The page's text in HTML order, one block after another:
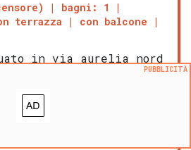
bagni: 1
terrazza
con balcone
in via aurelia nord
cottura, bagno con
ampio balcone.
PUBBLICITÀ